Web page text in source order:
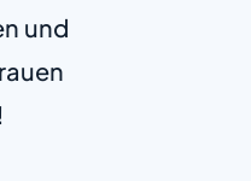
und